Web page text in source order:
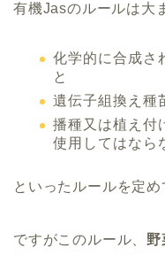
有機Jasのルールは大
化学的に合成さ
と
遺伝子組換え種
播種又は植え付
使用してはなら
といったルールを定め
ですがこのルール、 野